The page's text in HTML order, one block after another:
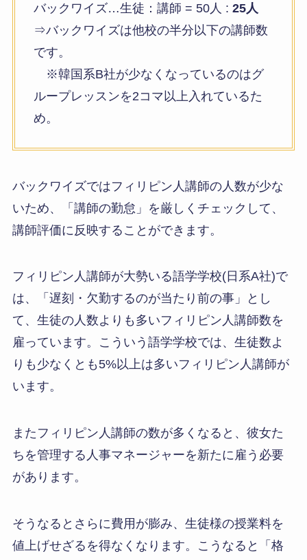
バックワイズ…生徒：講師 = 50人 : 25人
⇒バックワイズは他校の半分以下の講師数
です。
※韓国系B社が少なくなっているのはグ
ループレッスンを2コマ以上入れているた
め。
バックワイズではフィリピン人講師の人数が少な
いため、「講師の勤怠」を厳しくチェックして、
講師評価に反映することができます。
フィリピン人講師が大勢いる語学学校(日系A社)で
は、「遅刻・欠勤するのが当たり前の事」とし
て、生徒の人数よりも多いフィリピン人講師数を
雇っています。こういう語学学校では、生徒数よ
りも少なくとも5%以上は多いフィリピン人講師が
います。
またフィリピン人講師の数が多くなると、彼女た
ちを管理する人事マネージャーを新たに雇う必要
があります。
そうなるとさらに費用が膨み、生徒様の授業料を
値上げせざるを得なくなります。こうなると「格